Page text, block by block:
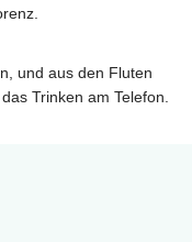
und aus den Fluten
Trinken am Telefon.